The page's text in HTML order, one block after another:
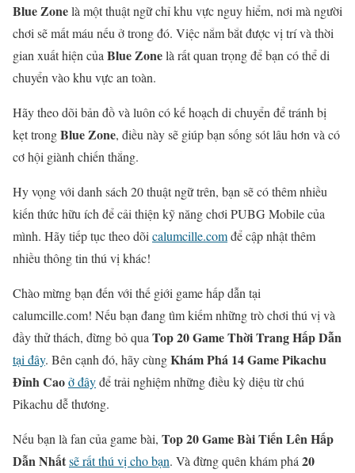
Blue Zonelà một thuật ngữ chỉ khu vực nguy hiểm, nơi mà người
chơi sẽ mất máu nếu ở trong đó. Việc nắm bắt được vị trí và thời
gian xuất hiện của Blue Zonelà rất quan trọng để bạn có thể di
chuyển vào khu vực an toàn.
Hãy theo dõi bản đồ và luôn có kế hoạch di chuyển để tránh bị
kẹt trongBlue Zone, điều này sẽ giúp bạn sống sót lâu hơn và có
cơ hội giành chiến thắng.
Hy vọng với danh sách 20 thuật ngữ trên, bạn sẽ có thêm nhiều
kiến thức hữu ích để cải thiện kỹ năng chơi PUBG Mobile của
mình. Hãy tiếp tục theo dõi calumcille.comđể cập nhật thêm
nhiều thông tin thú vị khác!
Chào mừng bạn đến với thế giới game hấp dẫn tại
calumcille.com! Nếu bạn đang tìm kiếm những trò chơi thú vị và
đầy thử thách, đừng bỏ qua Top 20 Game Thời Trang Hấp Dẫn
tại đây. Bên cạnh đó, hãy cùngKhám Phá 14 Game Pikachu
Đỉnh Caoở đâyđể trải nghiệm những điều kỳ diệu từ chú
Pikachu dễ thương.
Nếu bạn là fan của game bài, Top 20 Game Bài Tiến Lên Hấp
Dẫn Nhấtsẽ rất thú vị cho bạn. Và đừng quên khám phá 20